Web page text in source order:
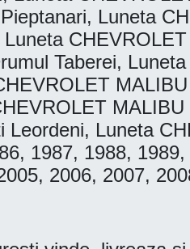
Luneta
Taberei,
Luneta
1987, 1988,
2006, 2007,